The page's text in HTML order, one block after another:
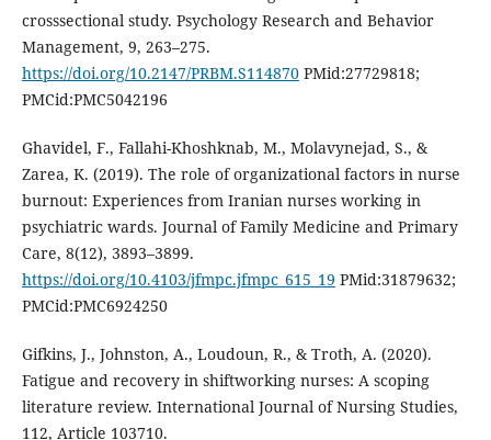
crosssectional study. Psychology Research and Behavior
Management, 9, 263–275.
https://doi.org/10.2147/PRBM.S114870PMid:27729818;
PMCid:PMC5042196
Ghavidel, F., Fallahi-Khoshknab, M., Molavynejad, S., &
Zarea, K. (2019). The role of organizational factors in nurse
burnout: Experiences from Iranian nurses working in
psychiatric wards. Journal of Family Medicine and Primary
Care, 8(12), 3893–3899.
https://doi.org/10.4103/jfmpc.jfmpc_615_19 PMid:31879632;
PMCid:PMC6924250
Gifkins, J., Johnston, A., Loudoun, R., & Troth, A. (2020).
Fatigue and recovery in shiftworking nurses: A scoping
literature review. International Journal of Nursing Studies,
112, Article 103710.